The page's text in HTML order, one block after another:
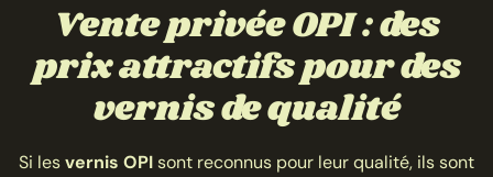
Vente privée OPI : des
prix attractifs pour des
vernis de qualité
Si lesvernis OPIsont reconnus pour leur qualité, ils sont